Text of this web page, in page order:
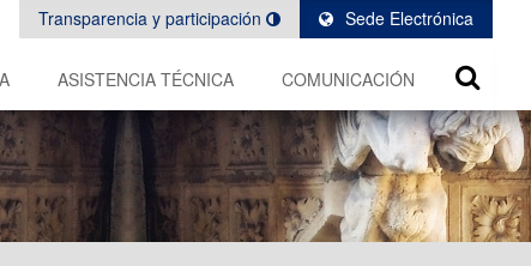
Sede Electrónica
Transparencia y participación
ASISTENCIA TÉCNICA COMUNICACIÓN